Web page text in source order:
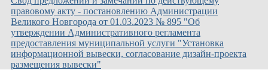
правовому акту - постановлению Администрации
Великого Новгорода от 01.03.2023 № 895 "Об
утверждении Административного регламента
предоставления муниципальной услуги "Установка
информационной вывески, согласование дизайн-проекта
размещения вывески"